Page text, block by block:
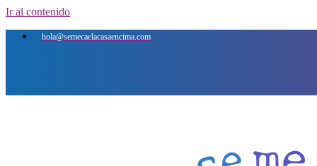
Ir al contenido
hola@semecaelacasaencima.com